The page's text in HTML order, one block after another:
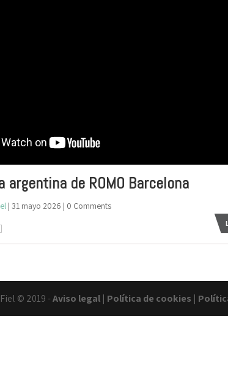
argentina de ROMO Barcelona
| 31 mayo 2026 | 0 Comments
© 2019 -Aviso legal | Política de cookies |